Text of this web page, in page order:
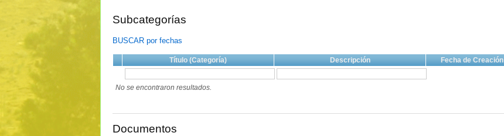
Subcategorías
BUSCAR por fechas
Título (Categoría) Descripción Fecha de Creación
No se encontraron resultados.
Documentos